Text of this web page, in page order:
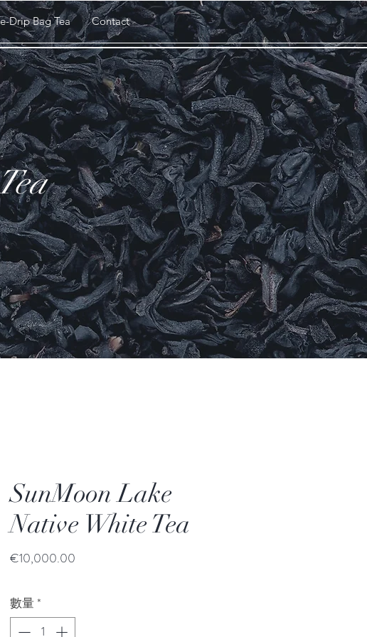
Drip Bag Tea Contact
SunMoon Lake
Native White Tea
€10,000.00
數量*